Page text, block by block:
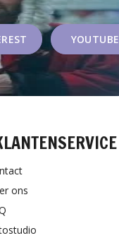
YOUTUBE
ons